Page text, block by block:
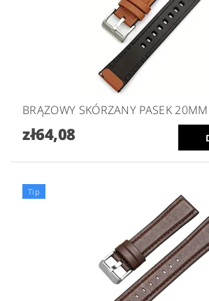
BRĄZOWY SKÓRZANY PASEK 20MM
zł64,08
Tip